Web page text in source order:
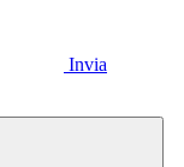
Invia